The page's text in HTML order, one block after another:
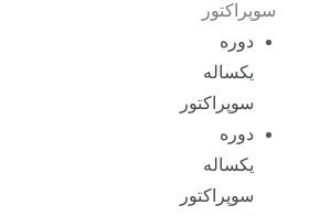
سوپراکتور
دوره
یکساله
سوپراکتور
دوره
یکساله
سوپراکتور